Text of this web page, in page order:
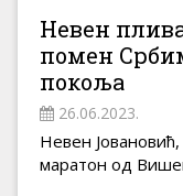
Невен
помен
покоља
26.06.2023.
Невен
маратон од